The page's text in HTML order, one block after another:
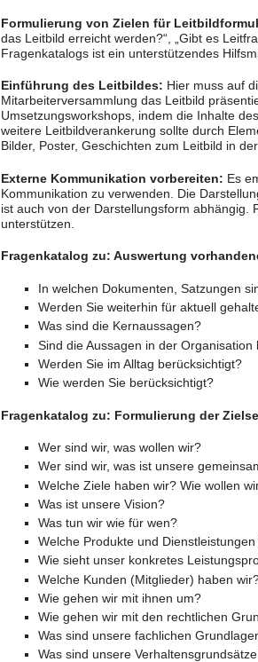
Formulierung von Zielen für
das Leitbild erreicht werden?“, „Gibt es
Fragenkatalogs ist ein unterstützendes
Einführung des Leitbildes: Hier muss auf
Mitarbeiterversammlung das Leitbild
Umsetzungsworkshops, indem die Inhalte
weitere Leitbildverankerung sollte durch
Bilder, Poster, Geschichten zum Leitbild in
Externe Kommunikation vorbereiten: Es
Kommunikation zu verwenden. Die
ist auch von der Darstellungsform abhängig.
unterstützen.
Fragenkatalog zu: Auswertung
In welchen Dokumenten, Satzungen
Werden Sie weiterhin für aktuell
Was sind die Kernaussagen?
Sind die Aussagen in der Organisation
Werden Sie im Alltag berücksichtigt?
Wie werden Sie berücksichtigt?
Fragenkatalog zu: Formulierung der
Wer sind wir, was wollen wir?
Wer sind wir, was ist unsere
Welche Ziele haben wir? Wie wollen
Was ist unsere Vision?
Was tun wir wie für wen?
Welche Produkte und
Wie sieht unser konkretes
Welche Kunden (Mitglieder) haben
Wie gehen wir mit ihnen um?
Wie gehen wir mit den rechtlichen
Was sind unsere fachlichen
Was sind unsere